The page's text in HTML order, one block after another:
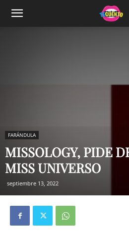
FARÁNDULA
MISSOLOGY, PIDE
MISS UNIVERSO
septiembre 13, 2022